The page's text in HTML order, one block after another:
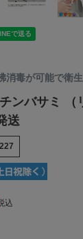
消毒が可能で衛生
ンバサミ （
送
込